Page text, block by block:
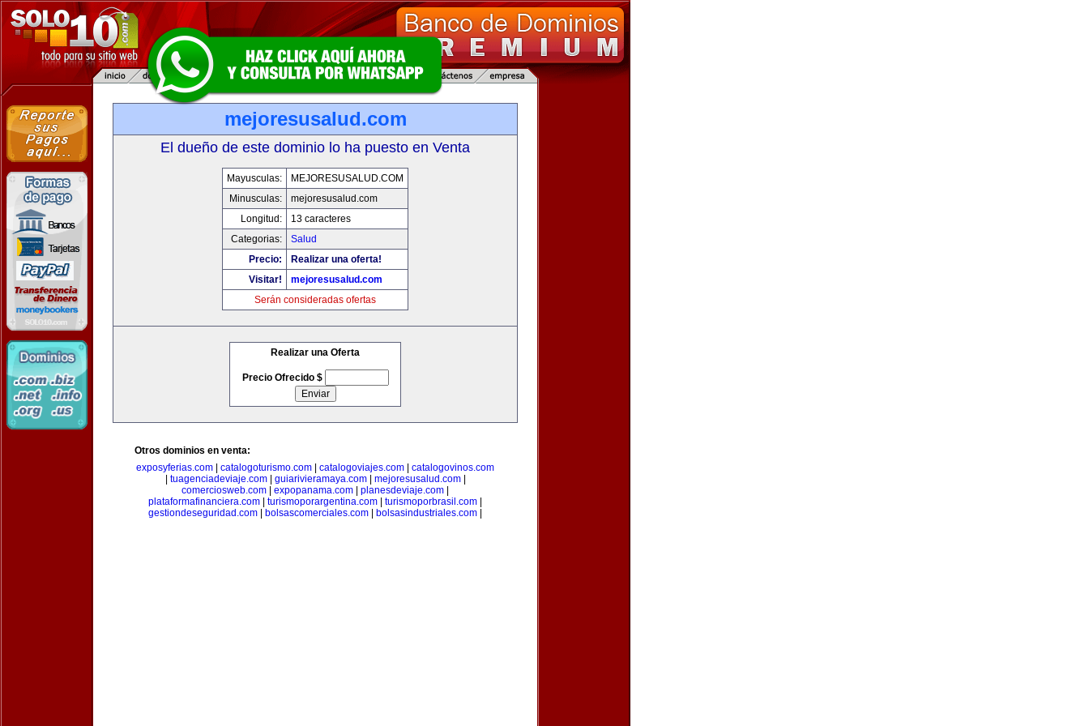
mejoresusalud.com
El dueño de este dominio lo ha puesto en Venta
Mayusculas:
MEJORESUSALUD.COM
Minusculas:
mejoresusalud.com
Longitud:
13 caracteres
Categorias:
Salud
Precio:
Realizar una oferta!
Visitar!
mejoresusalud.com
Serán consideradas ofertas
Realizar una Oferta
Precio Ofrecido $
Otros dominios en venta:
exposyferias.com
catalogoturismo.com catalogoviajes.com
catalogovinos.com
tuagenciadeviaje.com| guiarivieramaya.com| mejoresusalud.com|
comerciosweb.com
expopanama.com planesdeviaje.com
plataformafinanciera.com
turismoporargentina.com turismoporbrasil.com
gestiondeseguridad.com
bolsascomerciales.com bolsasindustriales.com